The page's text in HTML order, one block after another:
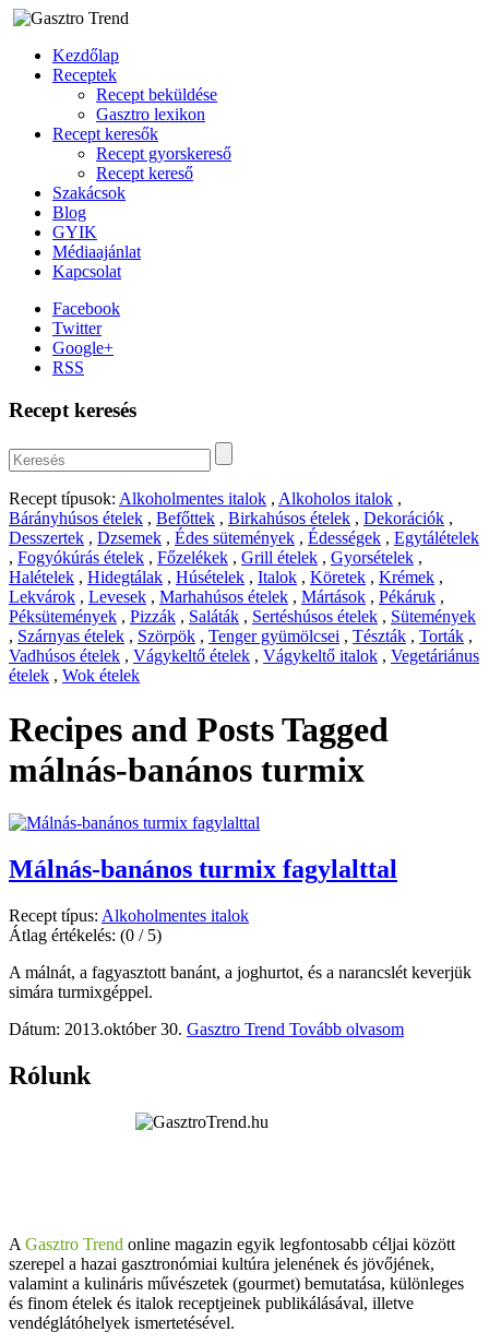
Kezdőlap
Receptek
Recept beküldése
Gasztro lexikon
Recept keresők
Recept gyorskereső
Recept kereső
Szakácsok
Blog
GYIK
Médiaajánlat
Kapcsolat
Facebook
Twitter
Google+
RSS
Recept keresés
Recept típusok: Alkoholmentes italok , Alkoholos italok ,
Bárányhúsos ételek , Befőttek , Birkahúsos ételek , Dekorációk ,
Desszertek , Dzsemek , Édes sütemények , Édességek , Egytálételek
, Fogyókúrás ételek , Főzelékek , Grill ételek , Gyorsételek ,
Halételek , Hidegtálak , Húsételek , Italok , Köretek , Krémek ,
Lekvárok , Levesek , Marhahúsos ételek , Mártások , Pékáruk ,
Péksütemények , Pizzák , Saláták , Sertéshúsos ételek , Sütemények
, Szárnyas ételek , Szörpök , Tenger gyümölcsei , Tészták , Torták ,
Vadhúsos ételek , Vágykeltő ételek , Vágykeltő italok , Vegetáriánus
ételek , Wok ételek
Recipes and Posts Tagged
málnás-banános turmix
Málnás-banános turmix fagylalttal
Recept típus: Alkoholmentes italok
Átlag értékelés: (0 / 5)
A málnát, a fagyasztott banánt, a joghurtot, és a narancslét keverjük
simára turmixgéppel.
Dátum: 2013.október 30. Gasztro Trend Tovább olvasom
Rólunk
A Gasztro Trend online magazin egyik legfontosabb céljai között
szerepel a hazai gasztronómiai kultúra jelenének és jövőjének,
valamint a kulináris művészetek (gourmet) bemutatása, különleges
és finom ételek és italok receptjeinek publikálásával, illetve
vendéglátóhelyek ismertetésével.